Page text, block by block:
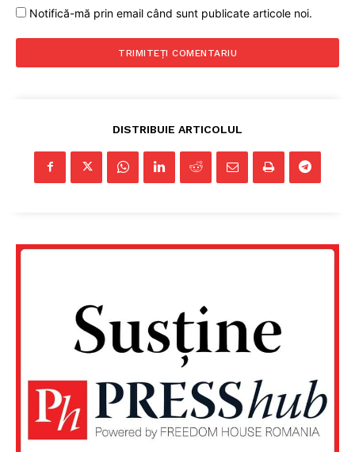
Un proiect
FREEDOM HOUSE ROMÂNIA
PRESShub
Notifică-mă prin email când sunt publicate articole noi.
DISTRIBUIE ARTICOLUL